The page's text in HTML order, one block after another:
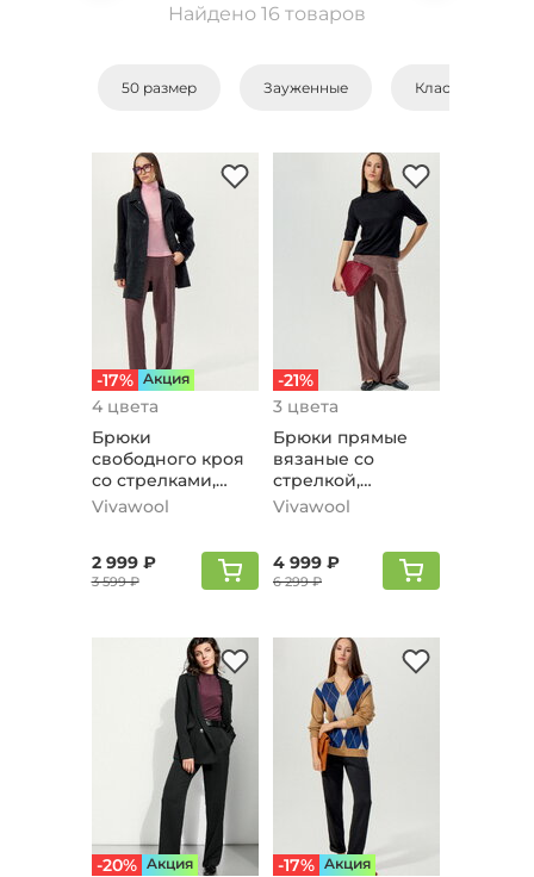
Найдено 16 товаров
50 размер Зауженные Классические
-17% Aкция
4 цвета
Брюки
свободного кроя
со стрелками,
кофейный
Vivawool
2 999 ₽
3 599 ₽
-21%
3 цвета
Брюки прямые
вязаные со
стрелкой,
кофейный
Vivawool
4 999 ₽
6 299 ₽
-20% Aкция -17% Aкция